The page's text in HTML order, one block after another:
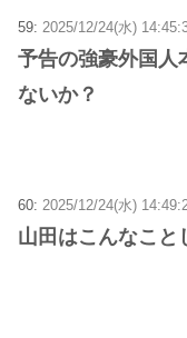
59: 2025/12/24(水)
予告の強豪外国人
ないか？
60: 2025/12/24(水)
山田はこんなこと